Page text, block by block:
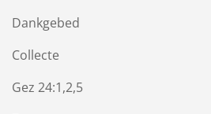
Dankgebed
Collecte
Gez 24:1,2,5